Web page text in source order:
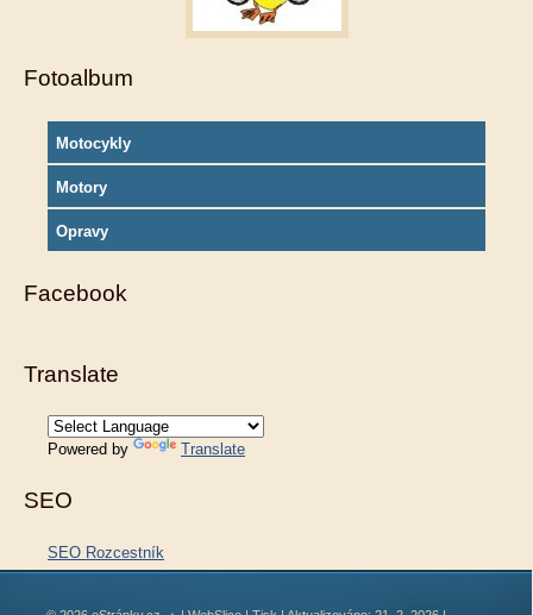
Fotoalbum
Motocykly
Motory
Opravy
Facebook
Translate
Powered by Translate
SEO
SEO Rozcestník